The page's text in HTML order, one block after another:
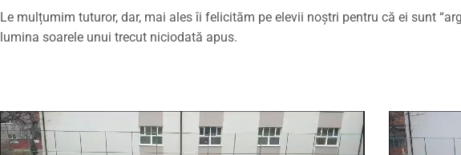
Le mulțumim tuturor, dar, mai ales îi felicităm pe elevii noștri pentru că ei sunt
lumina soarele unui trecut niciodată apus.
Player video